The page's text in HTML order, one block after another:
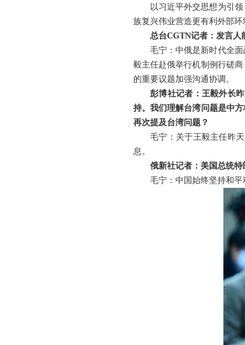
以习近平外交思想为引
族复兴伟业营造更有利外部环
总台CGTN记者：发言人
毛宁：中俄是新时代全
毅主任赴俄举行机制例行磋
的重要议题加强沟通协调。
彭博社记者：王毅外长
持。我们理解台湾问题是中
再次提及台湾问题？
毛宁：关于王毅主任昨
息。
俄新社记者：美国总统
毛宁：中国始终坚持和平